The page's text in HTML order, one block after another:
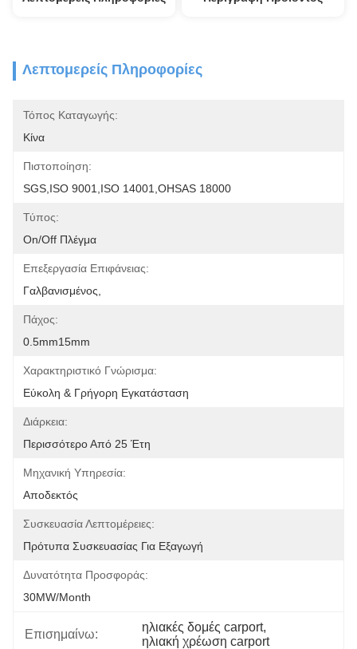
Λεπτομερείς Πληροφορίες
Τόπος Καταγωγής:
Κίνα
Πιστοποίηση:
SGS,ISO 9001,ISO 14001,OHSAS 18000
Τύπος:
On/off Πλέγμα
Επεξεργασία Επιφάνειας:
Γαλβανισμένος,
Πάχος:
0.5mm15mm
Χαρακτηριστικό Γνώρισμα:
Εύκολη & Γρήγορη Εγκατάσταση
Διάρκεια:
Περισσότερο Από 25 Έτη
Μηχανική Υπηρεσία:
Αποδεκτός
Συσκευασία Λεπτομέρειες:
Πρότυπα Συσκευασίας Για Εξαγωγή
Δυνατότητα Προσφοράς:
30MW/month
Επισημαίνω:
ηλιακές δομές carport,
ηλιακή χρέωση carport